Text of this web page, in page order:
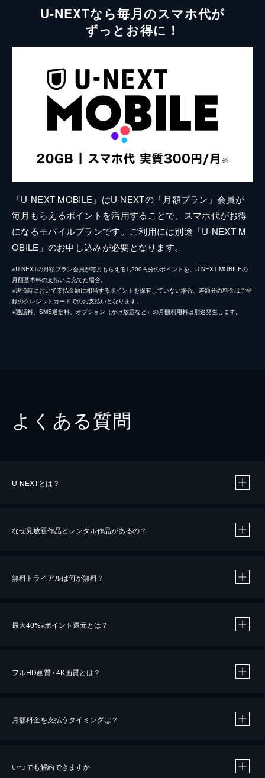
U-NEXTなら毎月のスマホ代が
ずっとお得に！
「U-NEXT MOBILE」はU-NEXTの「月額プラン」会員が
毎月もらえるポイントを活用することで、スマホ代がお得
になるモバイルプランです。ご利用には別途「U-NEXT M
OBILE」のお申し込みが必要となります。
※U-NEXTの月額プラン会員が毎月もらえる1,200円分のポイントを、U-NEXT MOBILEの
月額基本料の支払いに充てた場合。
※決済時において支払金額に相当するポイントを保有していない場合、差額分の料金はご登
録のクレジットカードでのお支払いとなります。
※通話料、SMS通信料、オプション（かけ放題など）の月額利用料は別途発生します。
よくある質問
U-NEXTとは？
なぜ見放題作品とレンタル作品があるの？
無料トライアルは何が無料？
最大40%※ポイント還元とは？
※40％ポイント還元の対象は、クレジットカード決済による作品の購入 / レンタルです。
フルHD画質 / 4K画質とは？
月額料金を支払うタイミングは？
いつでも解約できますか